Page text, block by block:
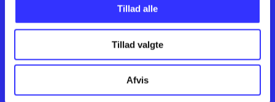
Tillad alle
Tillad valgte
Afvis Feedback
Kontakt os
English
Artikler
Film
Musik
Noder